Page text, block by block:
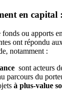
en capital :
ou apports
ont répondu
notamment :
sont acteurs
parcours du
à plus-value